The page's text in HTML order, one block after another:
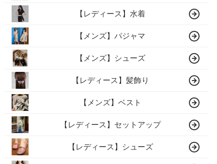
【レディース】水着
【メンズ】パジャマ
【メンズ】シューズ
【レディース】髪飾り
【メンズ】ベスト
【レディース】セットアップ
【レディース】シューズ